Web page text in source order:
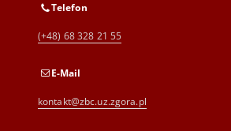
Telefon
(+48) 68 328 21 55
E-Mail
kontakt@zbc.uz.zgora.pl